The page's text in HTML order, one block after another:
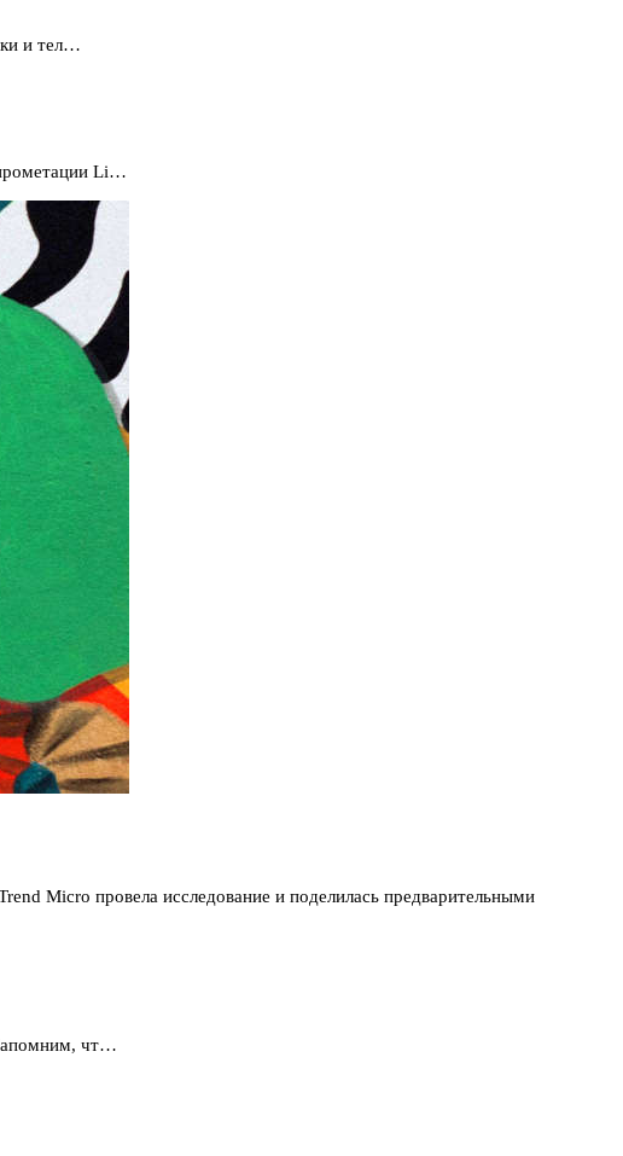
и тел…
Li…
Micro провела исследование и поделилась предварительными
чт…